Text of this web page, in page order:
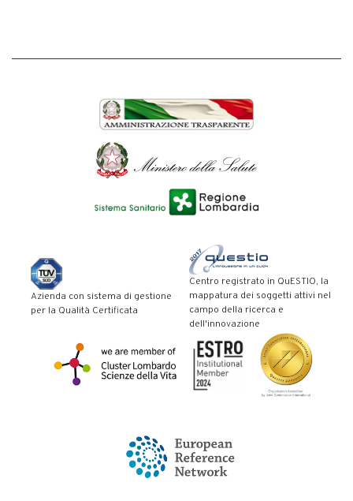
Azienda con sistema di gestione
per la Qualità Certificata
Centro registrato in QuESTIO, la
mappatura dei soggetti attivi nel
campo della ricerca e
dell'innovazione